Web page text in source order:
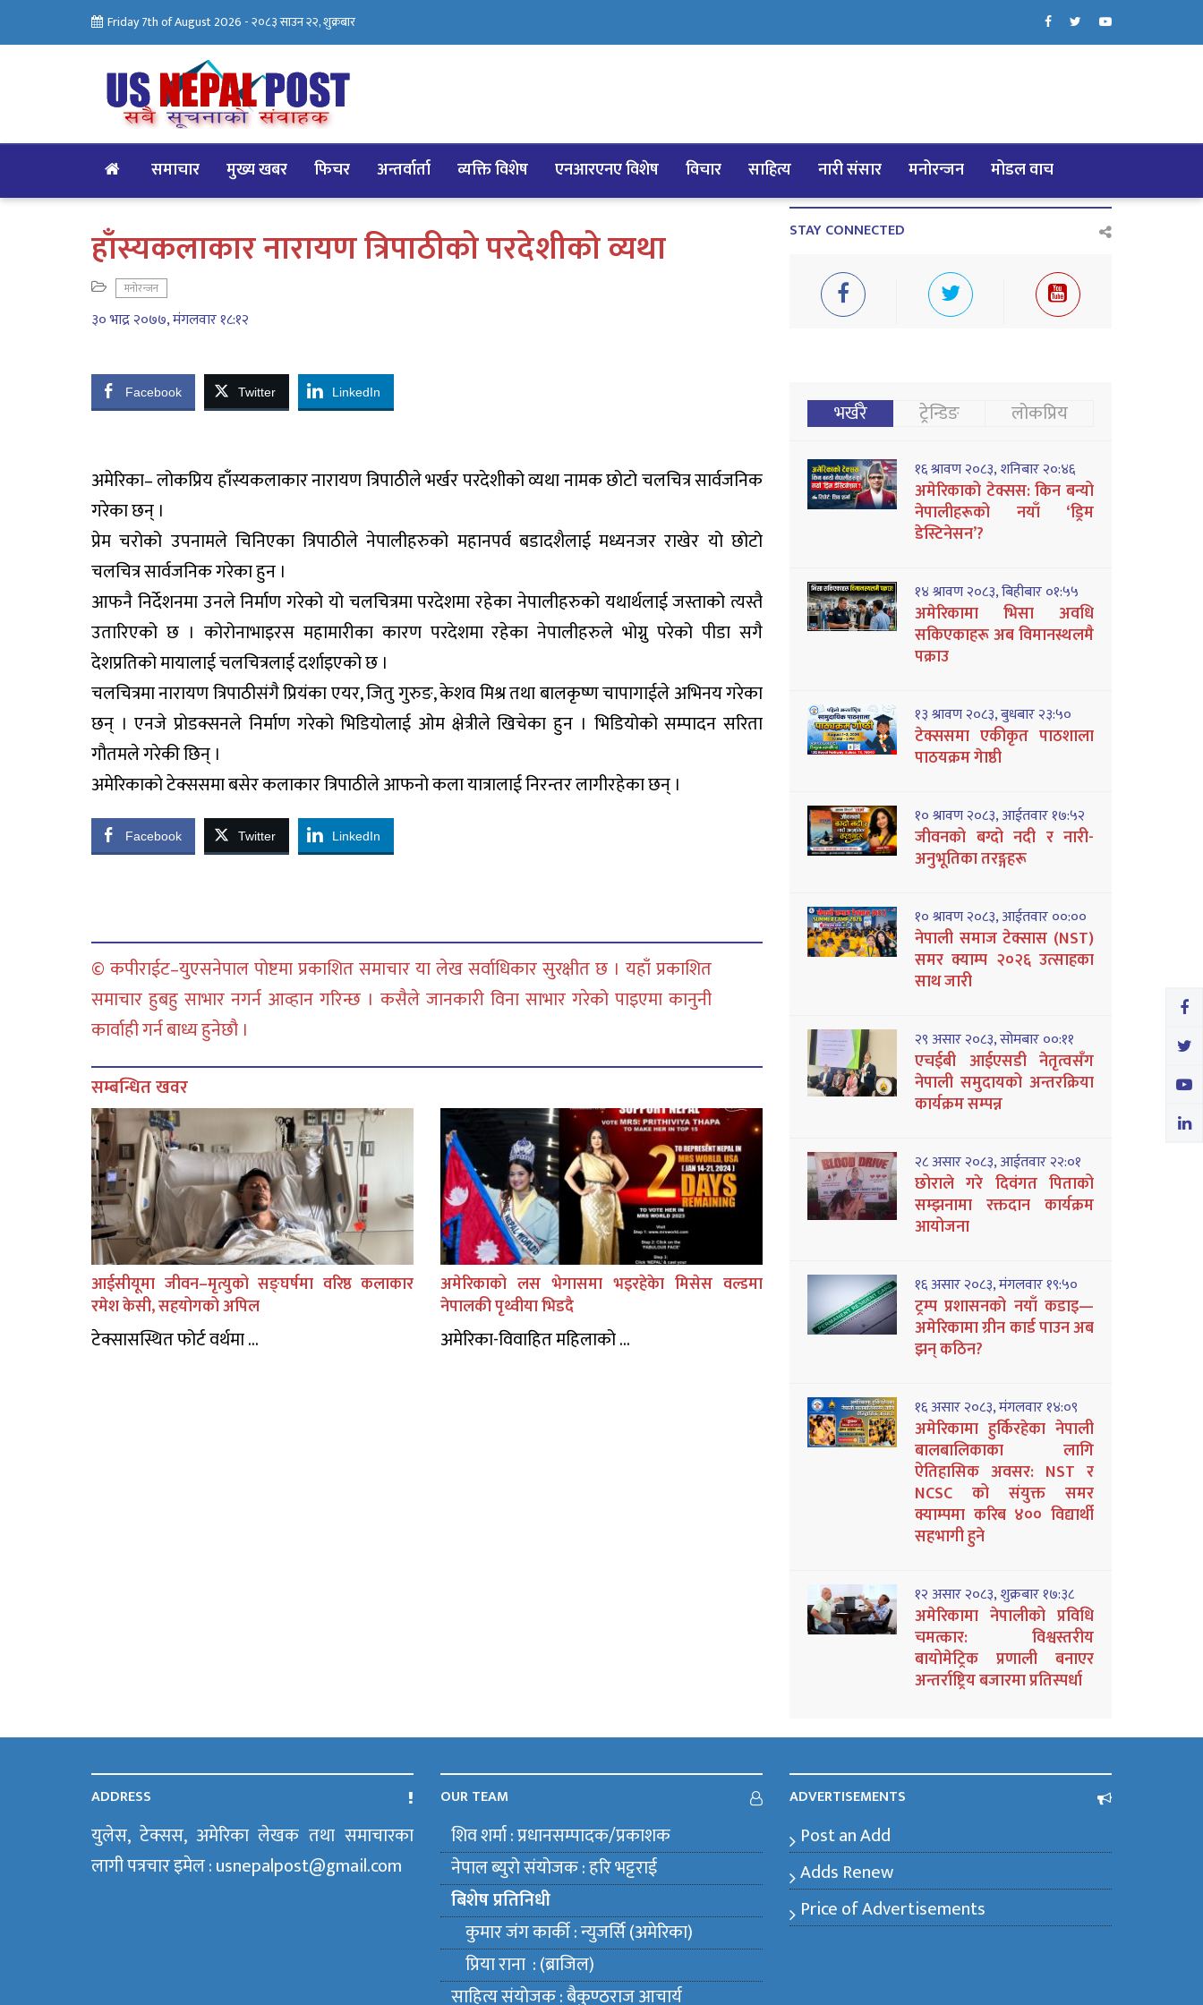
Friday 7th of August 2026 -२०८३ साउन २२, शुक्रबार
समाचार मुख्य खबर फिचर अन्तर्वार्ता व्यक्ति विशेष एनआरएनए विशेष विचार साहित्य नारी संसार मनोरन्जन मोडल वाच
हाँस्यकलाकार नारायण त्रिपाठीको परदेशीको व्यथा
मनोरन्जन
३० भाद्र २०७७, मंगलवार १८:१२
Facebook Twitter LinkedIn
अमेरिका– लोकप्रिय हाँस्यकलाकार नारायण त्रिपाठीले भर्खर परदेशीको व्यथा नामक छोटो चलचित्र सार्वजनिक
गरेका छन् ।
प्रेम चरोको उपनामले चिनिएका त्रिपाठीले नेपालीहरुको महानपर्व बडादशैलाई मध्यनजर राखेर यो छोटो
चलचित्र सार्वजनिक गरेका हुन ।
आफनै निर्देशनमा उनले निर्माण गरेको यो चलचित्रमा परदेशमा रहेका नेपालीहरुको यथार्थलाई जस्ताको त्यस्तै
उतारिएको छ । कोरोनाभाइरस महामारीका कारण परदेशमा रहेका नेपालीहरुले भोग्नु परेको पीडा सगै
देशप्रतिको मायालाई चलचित्रलाई दर्शाइएको छ ।
चलचित्रमा नारायण त्रिपाठीसंगै प्रियंका एयर, जितु गुरुङ, केशव मिश्र तथा बालकृष्ण चापागाईले अभिनय गरेका
छन् । एनजे प्रोडक्सनले निर्माण गरेको भिडियोलाई ओम क्षेत्रीले खिचेका हुन । भिडियोको सम्पादन सरिता
गौतमले गरेकी छिन् ।
अमेरिकाको टेक्ससमा बसेर कलाकार त्रिपाठीले आफनो कला यात्रालाई निरन्तर लागीरहेका छन् ।
Facebook Twitter LinkedIn
© कपीराईट–युएसनेपाल पोष्टमा प्रकाशित समाचार या लेख सर्वाधिकार सुरक्षीत छ । यहाँ प्रकाशित
समाचार हुबहु साभार नगर्न आव्हान गरिन्छ । कसैले जानकारी विना साभार गरेको पाइएमा कानुनी
कार्वाही गर्न बाध्य हुनेछौ ।
सम्बन्धित खवर
आईसीयूमा जीवन–मृत्युको सङ्घर्षमा वरिष्ठ कलाकार
रमेश केसी, सहयोगको अपिल
टेक्सासस्थित फोर्ट वर्थमा ...
अमेरिकाको लस भेगासमा भइरहेकेा मिसेस वल्डमा
नेपालकी पृथ्वीया भिडदै
अमेरिका-विवाहित महिलाको ...
STAY CONNECTED
भर्खरै ट्रेन्डिङ लोकप्रिय
१६ श्रावण २०८३, शनिबार २०:४६
अमेरिकाको टेक्सस: किन बन्यो
नेपालीहरूको नयाँ ‘ड्रिम
डेस्टिनेसन’?
१४ श्रावण २०८३, बिहीबार ०१:५५
अमेरिकामा भिसा अवधि
सकिएकाहरू अब विमानस्थलमै
पक्राउ
१३ श्रावण २०८३, बुधबार २३:५०
टेक्ससमा एकीकृत पाठशाला
पाठयक्रम गेाष्ठी
१० श्रावण २०८३, आईतवार १७:५२
जीवनको बग्दो नदी र नारी-
अनुभूतिका तरङ्गहरू
१० श्रावण २०८३, आईतवार ००:००
नेपाली समाज टेक्सास (NST)
समर क्याम्प २०२६ उत्साहका
साथ जारी
२९ असार २०८३, सोमबार ००:११
एचईबी आईएसडी नेतृत्वसँग
नेपाली समुदायको अन्तरक्रिया
कार्यक्रम सम्पन्न
२८ असार २०८३, आईतवार २२:०१
छोराले गरे दिवंगत पिताको
सम्झनामा रक्तदान कार्यक्रम
आयोजना
१६ असार २०८३, मंगलवार १९:५०
ट्रम्प प्रशासनको नयाँ कडाइ—
अमेरिकामा ग्रीन कार्ड पाउन अब
झन् कठिन?
१६ असार २०८३, मंगलवार १४:०९
अमेरिकामा हुर्किरहेका नेपाली
बालबालिकाका लागि
ऐतिहासिक अवसर: NST र
NCSC को संयुक्त समर
क्याम्पमा करिब ४०० विद्यार्थी
सहभागी हुने
१२ असार २०८३, शुक्रबार १७:३८
अमेरिकामा नेपालीको प्रविधि
चमत्कार: विश्वस्तरीय
बायोमेट्रिक प्रणाली बनाएर
अन्तर्राष्ट्रिय बजारमा प्रतिस्पर्धा
ADDRESS
युलेस, टेक्सस, अमेरिका लेखक तथा समाचारका
लागी पत्रचार इमेल : usnepalpost@gmail.com
OUR TEAM
शिव शर्मा : प्रधानसम्पादक/प्रकाशक
नेपाल ब्युराे संयाेजक : हरि भट्टराई
बिशेष प्रतिनिधी
कुमार जंग कार्की : न्युजर्सि (अमेरिका)
प्रिया राना : (ब्राजिल)
साहित्य संयाेजक : बैकुण्ठराज आचार्य
ADVERTISEMENTS
Post an Add
Adds Renew
Price of Advertisements